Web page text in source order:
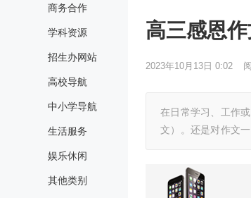
商务合作
学科资源
招生办网站
高校导航
中小学导航
生活服务
娱乐休闲
其他类别
高三感恩
2023年10月13日 0:02
在日常学习、工作
文）。还是对作文